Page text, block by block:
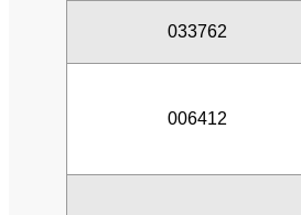
033762
006412